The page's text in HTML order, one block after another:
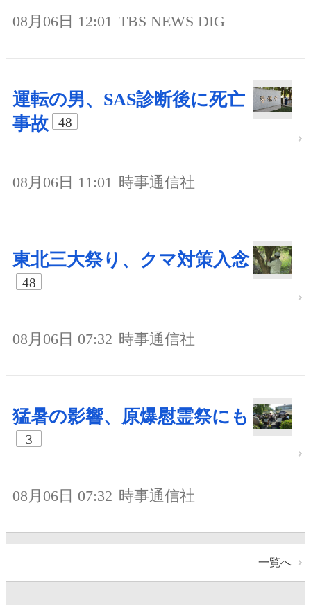
08月06日 12:01 TBS NEWS DIG
運転の男、SAS診断後に死亡
事故
48
08月06日 11:01 時事通信社
東北三大祭り、クマ対策入念
48
08月06日 07:32 時事通信社
猛暑の影響、原爆慰霊祭にも
3
08月06日 07:32 時事通信社
一覧へ